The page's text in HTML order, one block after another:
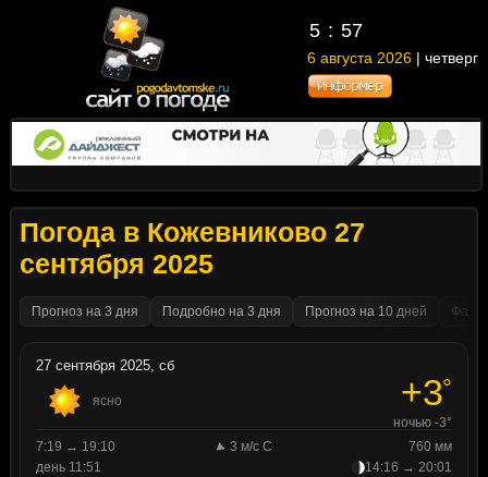
5 : 57
6 августа 2026 | четверг
Погода в Кожевниково 27
сентября 2025
Прогноз на 3 дня Подробно на 3 дня Прогноз на 10 дней
27 сентября 2025, сб
ясно +3°
ночью -3°
7:19 → 19:10
3 м/с С
760 мм
день 11:51
14:16 → 20:01